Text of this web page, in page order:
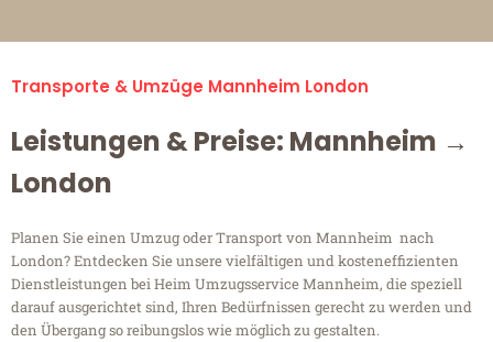
Transporte & Umzüge Mannheim London
Leistungen & Preise: Mannheim →
London
Planen Sie einen Umzug oder Transport von Mannheim nach
London? Entdecken Sie unsere vielfältigen und kosteneffizienten
Dienstleistungen bei Heim Umzugsservice Mannheim, die speziell
darauf ausgerichtet sind, Ihren Bedürfnissen gerecht zu werden und
den Übergang so reibungslos wie möglich zu gestalten.